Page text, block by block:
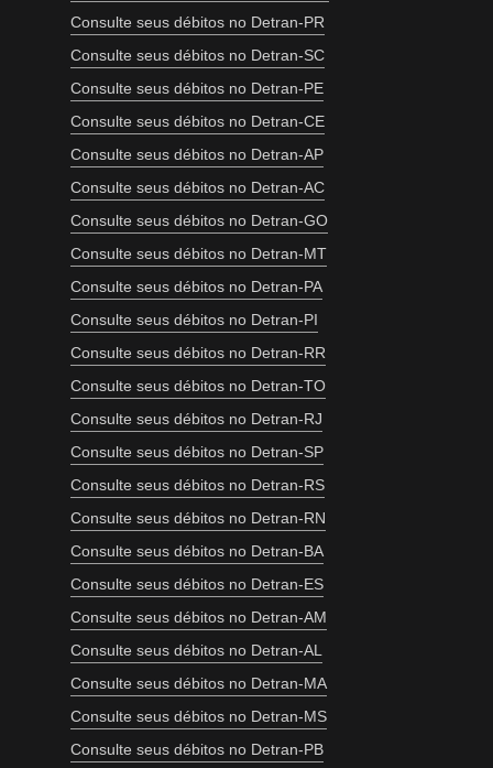
Consulte seus débitos no Detran-PR
Consulte seus débitos no Detran-SC
Consulte seus débitos no Detran-PE
Consulte seus débitos no Detran-CE
Consulte seus débitos no Detran-AP
Consulte seus débitos no Detran-AC
Consulte seus débitos no Detran-GO
Consulte seus débitos no Detran-MT
Consulte seus débitos no Detran-PA
Consulte seus débitos no Detran-PI
Consulte seus débitos no Detran-RR
Consulte seus débitos no Detran-TO
Consulte seus débitos no Detran-RJ
Consulte seus débitos no Detran-SP
Consulte seus débitos no Detran-RS
Consulte seus débitos no Detran-RN
Consulte seus débitos no Detran-BA
Consulte seus débitos no Detran-ES
Consulte seus débitos no Detran-AM
Consulte seus débitos no Detran-AL
Consulte seus débitos no Detran-MA
Consulte seus débitos no Detran-MS
Consulte seus débitos no Detran-PB